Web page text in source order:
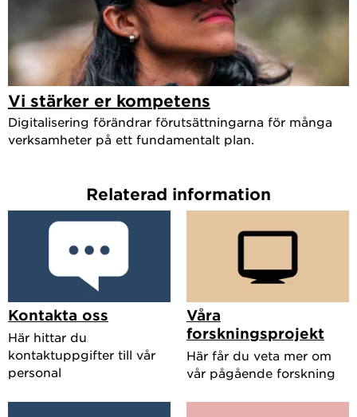
Vi stärker er kompetens
Digitalisering förändrar förutsättningarna för många
verksamheter på ett fundamentalt plan.
Relaterad information
Kontakta oss
Här hittar du
kontaktuppgifter till vår
personal
Våra
forskningsprojekt
Här får du veta mer om
vår pågående forskning